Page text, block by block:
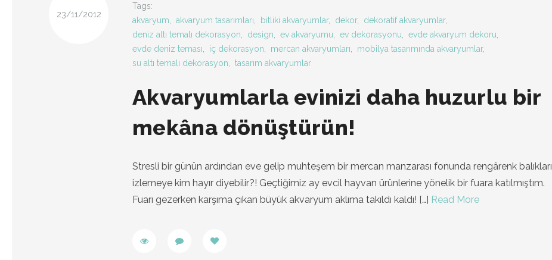
23/11/2012
Tags:
akvaryum
akvaryum tasarımları bitliki akvaryumlar, dekor, dekoratif akvaryumlar,
deniz altı temalı dekorasyon
design ev akvaryumu ev dekorasyonu evde akvaryum dekoru
evde deniz teması
iç dekorasyon mercan akvaryumları mobilya tasarımında akvaryumlar,
su altı temalı dekorasyon
tasarım akvaryumlar
Akvaryumlarla evinizi daha huzurlu bir
mekâna dönüştürün!
Stresli bir günün ardından eve gelip muhteşem bir mercan manzarası fonunda rengârenk balıkları
izlemeye kim hayır diyebilir?! Geçtiğimiz ay evcil hayvan ürünlerine yönelik bir fuara katılmıştım.
Fuarı gezerken karşıma çıkan büyük akvaryum aklıma takıldı kaldı! […] Read More